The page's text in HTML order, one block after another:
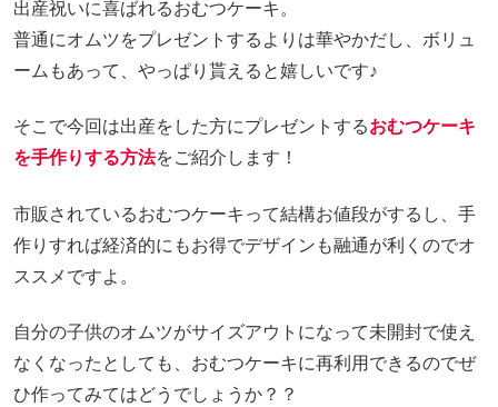
出産祝いに喜ばれるおむつケーキ。
普通にオムツをプレゼントするよりは華やかだし、ボリュ
ームもあって、やっぱり貰えると嬉しいです♪
そこで今回は出産をした方にプレゼントするおむつケーキ
を手作りする方法をご紹介します！
市販されているおむつケーキって結構お値段がするし、手
作りすれば経済的にもお得でデザインも融通が利くのでオ
ススメですよ。
自分の子供のオムツがサイズアウトになって未開封で使え
なくなったとしても、おむつケーキに再利用できるのでぜ
ひ作ってみてはどうでしょうか？？